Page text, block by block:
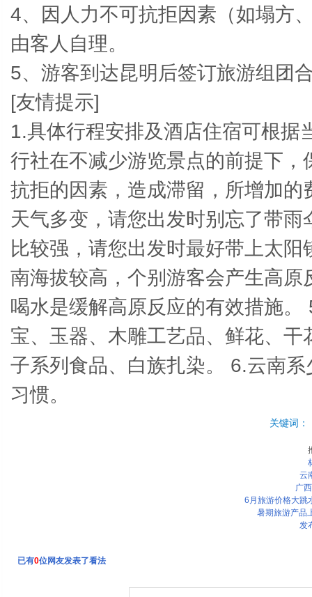
4、因人力不可抗拒因素（如塌方
由客人自理。
5、游客到达昆明后签订旅游组团
[友情提示]
1.具体行程安排及酒店住宿可根据
行社在不减少游览景点的前提下
抗拒的因素，造成滞留，所增加
天气多变，请您出发时别忘了带
比较强，请您出发时最好带上太
南海拔较高，个别游客会产生高
喝水是缓解高原反应的有效措施
宝、玉器、木雕工艺品、鲜花、
子系列食品、白族扎染。 6.云南
习惯。
关键词：
云
广
6月旅游价格大跳
暑期旅游产品
发
已有0位网友发表了看法